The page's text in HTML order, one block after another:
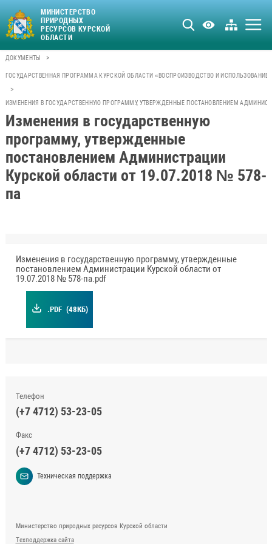
МИНИСТЕРСТВО
ПРИРОДНЫХ
РЕСУРСОВ КУРСКОЙ
ОБЛАСТИ
ДОКУМЕНТЫ >
ГОСУДАРСТВЕННАЯ ПРОГРАММА КУРСКОЙ ОБЛАСТИ «ВОСПРОИЗВОДСТВО И
>
ИЗМЕНЕНИЯ В ГОСУДАРСТВЕННУЮ ПРОГРАММУ, УТВЕРЖДЕННЫЕ ПОСТАНОВЛЕНИЕМ
Изменения в государственную
программу, утвержденные
постановлением Администрации
Курской области от 19.07.2018 № 578-
па
Изменения в государственную программу, утвержденные
постановлением Администрации Курской области от
19.07.2018 № 578-па.pdf
.PDF (48КБ)
Телефон
(+7 4712) 53-23-05
Факс
(+7 4712) 53-23-05
Техническая поддержка
Министерство природных ресурсов Курской области
Техподдержка сайта